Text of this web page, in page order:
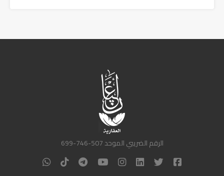
الرقم الضريبي الموحد 507-746-699